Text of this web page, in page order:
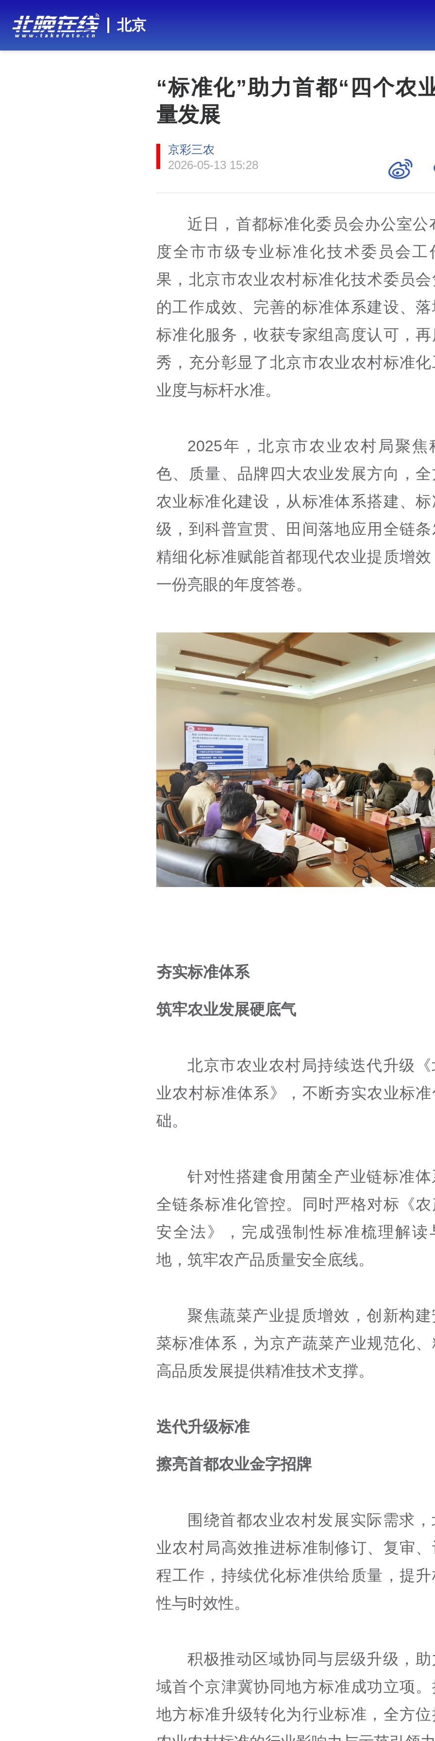
北京
“标准化”助力首都“四个农
量发展
京彩三农
2026-05-13 15:28
近日，首都标准化委员会办公室公
度全市市级专业标准化技术委员会工
果，北京市农业农村标准化技术委员
的工作成效、完善的标准体系建设、
标准化服务，收获专家组高度认可，
秀，充分彰显了北京市农业农村标准
业度与标杆水准。
2025年，北京市农业农村局聚焦
色、质量、品牌四大农业发展方向，
农业标准化建设，从标准体系搭建、
级，到科普宣贯、田间落地应用全链
精细化标准赋能首都现代农业提质增
一份亮眼的年度答卷。
夯实标准体系
筑牢农业发展硬底气
北京市农业农村局持续迭代升级
业农村标准体系》，不断夯实农业标
础。
针对性搭建食用菌全产业链标准
全链条标准化管控。同时严格对标《
安全法》，完成强制性标准梳理解读
地，筑牢农产品质量安全底线。
聚焦蔬菜产业提质增效，创新构
菜标准体系，为京产蔬菜产业规范化
高品质发展提供精准技术支撑。
迭代升级标准
擦亮首都农业金字招牌
围绕首都农业农村发展实际需求
业农村局高效推进标准制修订、复审
程工作，持续优化标准供给质量，提
性与时效性。
积极推动区域协同与层级升级，
域首个京津冀协同地方标准成功立项
地方标准升级转化为行业标准，全方